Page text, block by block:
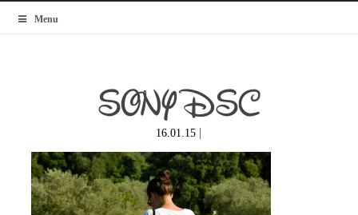
Menu
MyBlogMode
SONY DSC
16.01.15 |